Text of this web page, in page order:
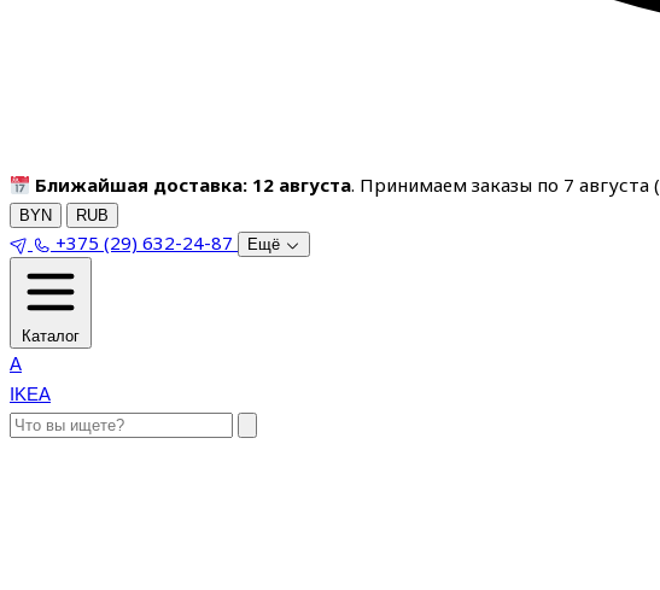
Ближайшая доставка: 12 августа. Принимаем заказы по 7 августа (
BYN RUB
+375 (29) 632-24-87 Ещё
Каталог
A
IKEA